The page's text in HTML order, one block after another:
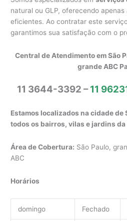
natural ou GLP, oferecendo
eficientes. Ao contratar este
garantimos sua satisfação com o
Central de Atendimento em São
grande ABC
11 3644-3392 –11
Estamos localizados na cidade de
todos os bairros, vilas e jardins da
Área de Cobertura: São Paulo,
ABC
Horários
domingo Fechado